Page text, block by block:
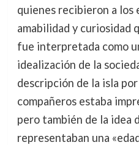
quienes recibieron a los
amabilidad y curiosidad
fue interpretada como
idealización de la
descripción de la isla
compañeros estaba
pero también de la idea
representaban una